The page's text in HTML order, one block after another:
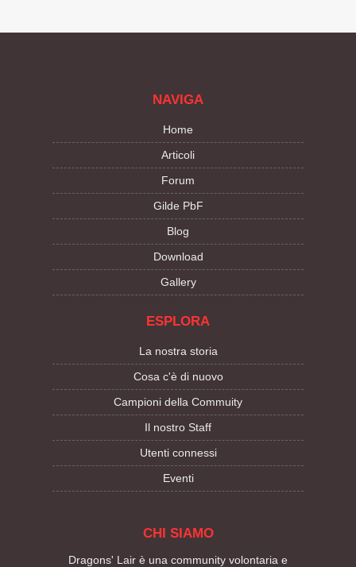
NAVIGA
Home
Articoli
Forum
Gilde PbF
Blog
Download
Gallery
ESPLORA
La nostra storia
Cosa c'è di nuovo
Campioni della Commuity
Il nostro Staff
Utenti connessi
Eventi
CHI SIAMO
Dragons' Lair è una community volontaria e